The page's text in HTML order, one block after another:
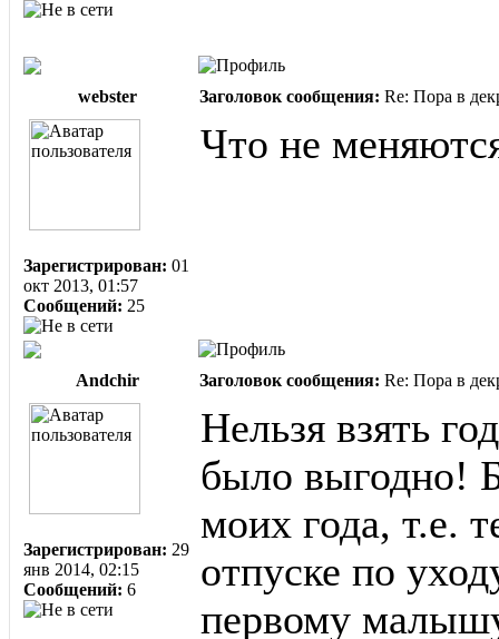
webster Заголовок сообщения: Re: Пора в
Зарегистрирован: 01
окт 2013, 01:57
Сообщений: 25
Что не
Andchir Заголовок сообщения: Re: Пора в
Зарегистрирован: 29
янв 2014, 02:15
Сообщений: 6
Нельзя взять
было выгодно!
моих года, т.е.
отпуске по
первому